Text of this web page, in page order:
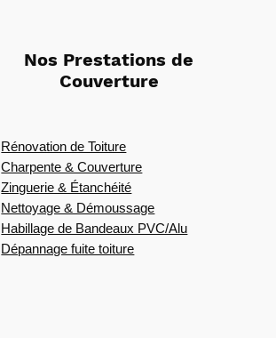
Nos Prestations de
Couverture
Rénovation de Toiture
Charpente & Couverture
Zinguerie & Étanchéité
Nettoyage & Démoussage
Habillage de Bandeaux PVC/Alu
Dépannage fuite toiture